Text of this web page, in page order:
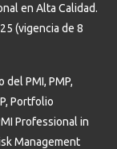
en Alta Calidad.
(vigencia de 8
PMI, PMP,
Portfolio
Professional in
Management